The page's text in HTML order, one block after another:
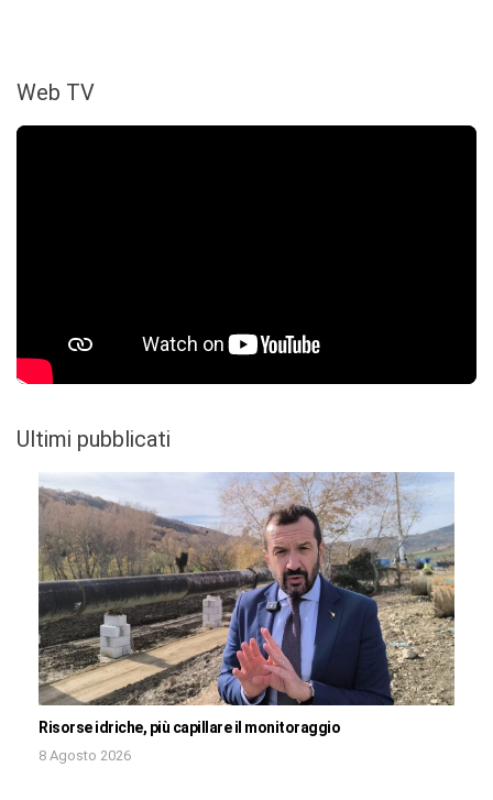
Web TV
Ultimi pubblicati
Risorse idriche, più capillare il monitoraggio
8 Agosto 2026